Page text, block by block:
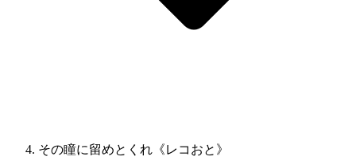
その瞳に留めとくれ《レコおと》